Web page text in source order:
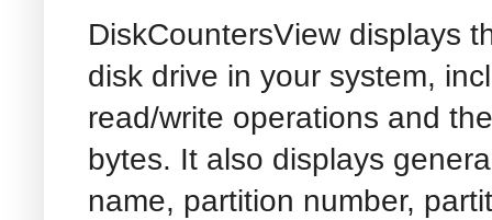
DiskCountersView displays
disk drive in your system,
read/write operations and
bytes. It also displays
name, partition number,